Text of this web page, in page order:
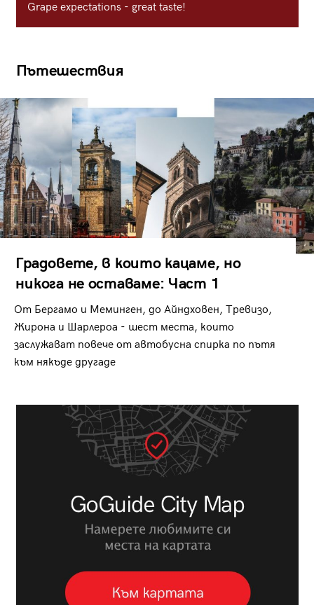
Grape expectations - great taste!
Пътешествия
Градовете, в които кацаме, но
никога не оставаме: Част 1
От Бергамо и Меминген, до Айндховен, Тревизо,
Жирона и Шарлероа - шест места, които
заслужават повече от автобусна спирка по пътя
към някъде другаде